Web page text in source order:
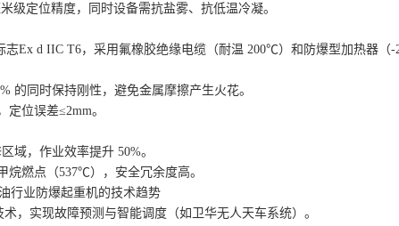
级定位精度，同时设备需抗盐雾、抗低温冷凝。
Ex d IIC T6，采用氟橡胶绝缘电缆（耐温 200℃）和防爆型加热器（-
的同时保持刚性，避免金属摩擦产生火花。
位误差≤2mm。
域，作业效率提升 50%。
烷燃点（537℃），安全冗余度高。
行业防爆起重机的技术趋势
，实现故障预测与智能调度（如卫华无人天车系统）。